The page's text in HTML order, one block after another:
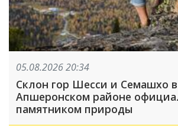
05.08.2026 20:34
Склон гор Шесси и Семашхо в
Апшеронском районе
памятником природы